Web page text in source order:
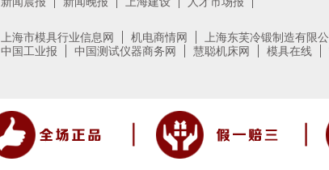
上海市模具行业信息网 机电商情网 上海东芙冷锻制造有限公
中国工业报
中国测试仪器商务网 慧聪机床网 模具在线